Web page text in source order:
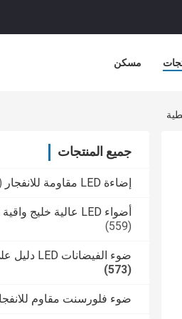
مسكن
جميع المنتجات
إضاءة LED مقاومة للانفجار
أضواء LED عالية خليج واقية من الانفجار
(559)
ضوء الفيضانات LED دليل على الانفجار
(573)
ضوء فلورسنت مقاوم